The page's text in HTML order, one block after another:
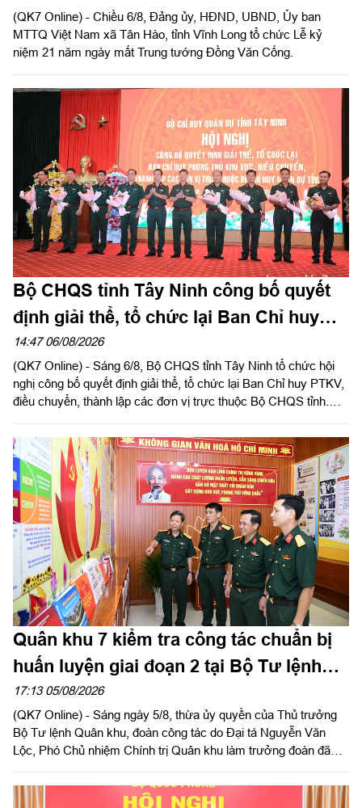
(QK7 Online) - Chiều 6/8, Đảng ủy, HĐND, UBND, Ủy ban
MTTQ Việt Nam xã Tân Hào, tỉnh Vĩnh Long tổ chức Lễ kỷ
niệm 21 năm ngày mất Trung tướng Đồng Văn Cống.
Bộ CHQS tỉnh Tây Ninh công bố quyết
định giải thể, tổ chức lại Ban Chỉ huy
phòng thủ khu vực
14:47 06/08/2026
(QK7 Online) - Sáng 6/8, Bộ CHQS tỉnh Tây Ninh tổ chức hội
nghị công bố quyết định giải thể, tổ chức lại Ban Chỉ huy PTKV,
điều chuyển, thành lập các đơn vị trực thuộc Bộ CHQS tỉnh.
Ngọc Hải, Phó Tham mưu trưởng Quân khu dự và phát biểu
chỉ đạo.
Quân khu 7 kiểm tra công tác chuẩn bị
huấn luyện giai đoạn 2 tại Bộ Tư lệnh
Thành phố Hồ Chí Minh
17:13 05/08/2026
(QK7 Online) - Sáng ngày 5/8, thừa ủy quyền của Thủ trưởng
Bộ Tư lệnh Quân khu, đoàn công tác do Đại tá Nguyễn Văn
Lộc, Phó Chủ nhiệm Chính trị Quân khu làm trưởng đoàn đã
năm 2026 tại Trung đoàn Minh Đạm và Ban Chỉ huy Quân sự
(CHQS) phường Tam Long (Bộ Tư lệnh TP Hồ Chí Minh).